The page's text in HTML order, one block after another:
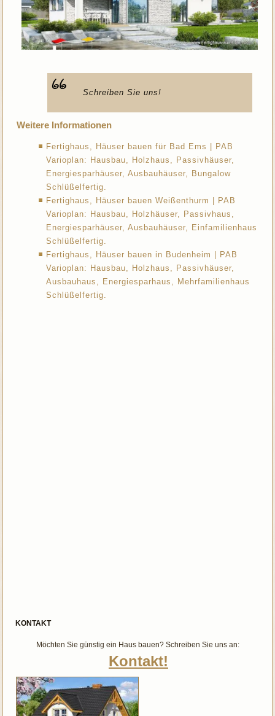
Schreiben Sie uns!
Weitere Informationen
Fertighaus, Häuser bauen für Bad Ems | PAB
Varioplan: Hausbau, Holzhaus, Passivhäuser,
Energiesparhäuser, Ausbauhäuser, Bungalow
Schlüßelfertig.
Fertighaus, Häuser bauen Weißenthurm | PAB
Varioplan: Hausbau, Holzhäuser, Passivhaus,
Energiesparhäuser, Ausbauhäuser, Einfamilienhaus
Schlüßelfertig.
Fertighaus, Häuser bauen in Budenheim | PAB
Varioplan: Hausbau, Holzhaus, Passivhäuser,
Ausbauhaus, Energiesparhaus, Mehrfamilienhaus
Schlüßelfertig.
KONTAKT
Möchten Sie günstig ein Haus bauen? Schreiben Sie uns an:
Kontakt!